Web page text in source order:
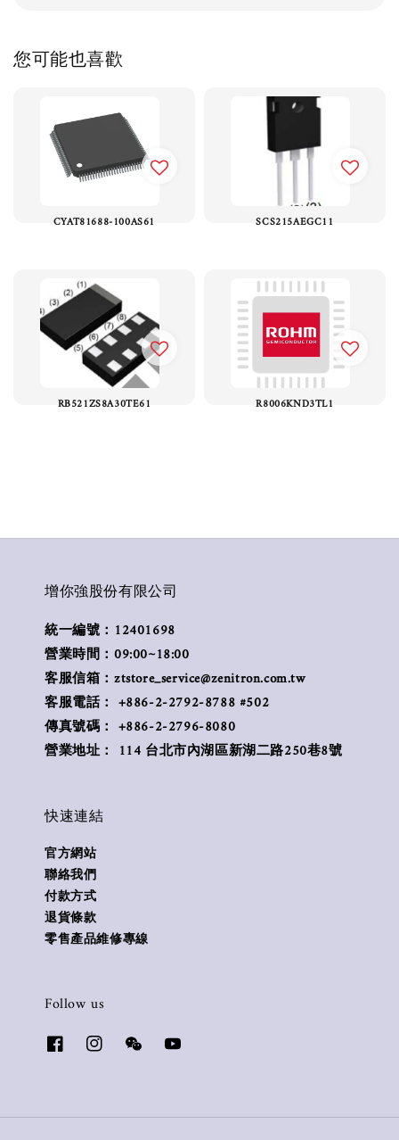
您可能也喜歡
CYAT81688-100AS61 SCS215AEGC11
RB521ZS8A30TE61 R8006KND3TL1
增你強股份有限公司
統一編號：12401698
營業時間：09:00~18:00
客服信箱：ztstore_service@zenitron.com.tw
客服電話： +886-2-2792-8788 #502
傳真號碼： +886-2-2796-8080
營業地址： 114 台北市內湖區新湖二路250巷8號
快速連結
官方網站
聯絡我們
付款方式
退貨條款
零售產品維修專線
Follow us